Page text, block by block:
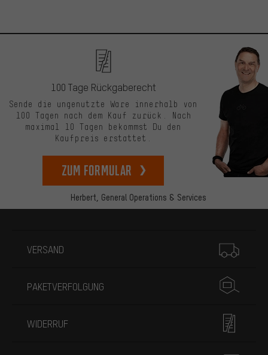
Herbert, General Operations & Services
100 Tage Rückgaberecht
Sende die ungenutzte Ware innerhalb von
100 Tagen nach dem Kauf zurück. Nach
maximal 10 Tagen bekommst Du den
Kaufpreis erstattet.
zum Formular
VERSAND
PAKETVERFOLGUNG
WIDERRUF